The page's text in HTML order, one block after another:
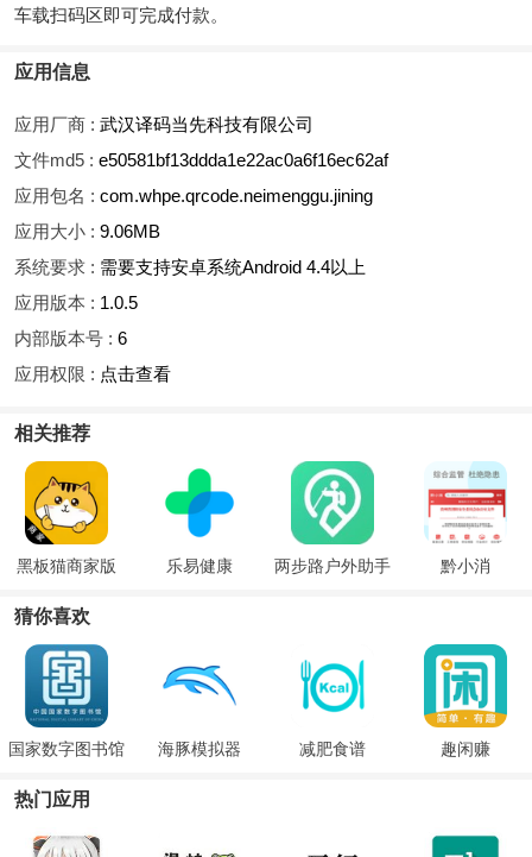
车载扫码区即可完成付款。
应用信息
应用厂商 : 武汉译码当先科技有限公司
文件md5 : e50581bf13ddda1e22ac0a6f16ec62af
应用包名 : com.whpe.qrcode.neimenggu.jining
应用大小 : 9.06MB
系统要求 : 需要支持安卓系统Android 4.4以上
应用版本 : 1.0.5
内部版本号 : 6
应用权限 : 点击查看
相关推荐
黑板猫商家版 乐易健康 两步路户外助手 黔小消
猜你喜欢
国家数字图书馆 海豚模拟器 减肥食谱 趣闲赚
热门应用